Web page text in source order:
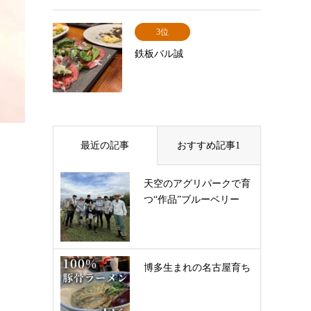
3位
鉄板バル誠
最近の記事 おすすめ記事1
天空のアグリパークで育
つ“作品”ブルーベリー
博多生まれの名古屋育ち